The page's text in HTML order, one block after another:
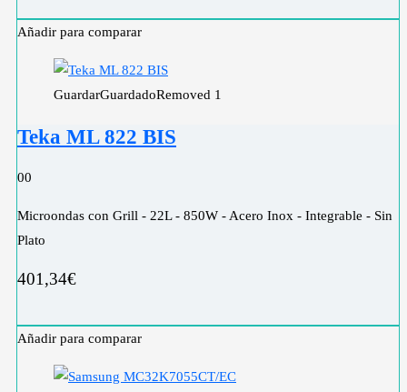
Añadir para comparar
GuardarGuardadoRemoved 1
Teka ML 822 BIS
00
Microondas con Grill - 22L - 850W - Acero Inox - Integrable - Sin
Plato
401,34€
Añadir para comparar